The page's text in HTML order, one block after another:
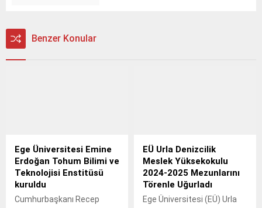
Benzer Konular
Ege Üniversitesi Emine
Erdoğan Tohum Bilimi ve
Teknolojisi Enstitüsü
kuruldu
Cumhurbaşkanı Recep
EÜ Urla Denizcilik
Meslek Yüksekokulu
2024-2025 Mezunlarını
Törenle Uğurladı
Ege Üniversitesi (EÜ) Urla